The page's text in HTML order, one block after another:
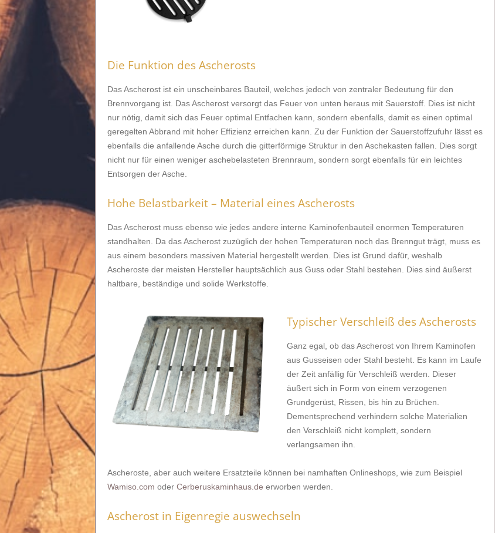
Die Funktion des Ascherosts
Das Ascherost ist ein unscheinbares Bauteil, welches jedoch von zentraler Bedeutung für den
Brennvorgang ist. Das Ascherost versorgt das Feuer von unten heraus mit Sauerstoff. Dies ist nicht
nur nötig, damit sich das Feuer optimal Entfachen kann, sondern ebenfalls, damit es einen optimal
geregelten Abbrand mit hoher Effizienz erreichen kann. Zu der Funktion der Sauerstoffzufuhr lässt es
ebenfalls die anfallende Asche durch die gitterförmige Struktur in den Aschekasten fallen. Dies sorgt
nicht nur für einen weniger aschebelasteten Brennraum, sondern sorgt ebenfalls für ein leichtes
Entsorgen der Asche.
Hohe Belastbarkeit – Material eines Ascherosts
Das Ascherost muss ebenso wie jedes andere interne Kaminofenbauteil enormen Temperaturen
standhalten. Da das Ascherost zuzüglich der hohen Temperaturen noch das Brenngut trägt, muss es
aus einem besonders massiven Material hergestellt werden. Dies ist Grund dafür, weshalb
Ascheroste der meisten Hersteller hauptsächlich aus Guss oder Stahl bestehen. Dies sind äußerst
haltbare, beständige und solide Werkstoffe.
Typischer Verschleiß des Ascherosts
Ganz egal, ob das Ascherost von Ihrem Kaminofen
aus Gusseisen oder Stahl besteht. Es kann im Laufe
der Zeit anfällig für Verschleiß werden. Dieser
äußert sich in Form von einem verzogenen
Grundgerüst, Rissen, bis hin zu Brüchen.
Dementsprechend verhindern solche Materialien
den Verschleiß nicht komplett, sondern
verlangsamen ihn.
Ascheroste, aber auch weitere Ersatzteile können bei namhaften Onlineshops, wie zum Beispiel
Wamiso.com oder Cerberuskaminhaus.de erworben werden.
Ascherost in Eigenregie auswechseln